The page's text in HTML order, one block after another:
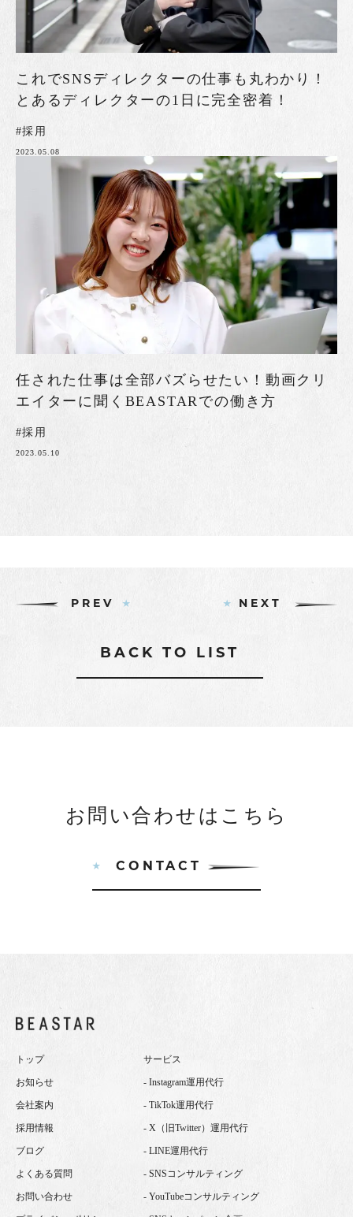
これでSNSディレクターの仕事も丸わかり！
とあるディレクターの1日に完全密着！
#採用
2023.05.08
任された仕事は全部バズらせたい！動画クリ
エイターに聞くBEASTARでの働き方
#採用
2023.05.10
PREV
BACK TO LIST
NEXT
お問い合わせはこちら
CONTACT
トップ
お知らせ
会社案内
採用情報
ブログ
よくある質問
お問い合わせ
サービス
- Instagram運用代行
- TikTok運用代行
- X（旧Twitter）運用代行
- LINE運用代行
- SNSコンサルティング
- YouTubeコンサルティング